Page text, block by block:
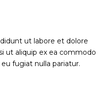
ut labore et dolore
ut aliquip ex ea commodo
fugiat nulla pariatur.